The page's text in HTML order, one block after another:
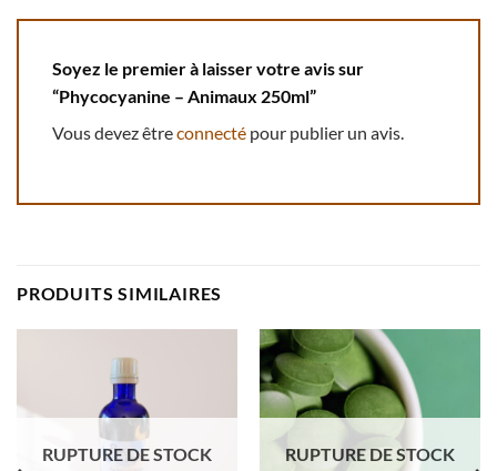
Soyez le premier à laisser votre avis sur
“Phycocyanine – Animaux 250ml”
Vous devez êtreconnecté pour publier un avis.
PRODUITS SIMILAIRES
RUPTURE DE STOCK RUPTURE DE STOCK